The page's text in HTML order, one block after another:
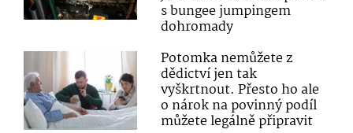
s bungee jumpingem
dohromady
Potomka nemůžete z
dědictví jen tak
vyškrtnout. Přesto ho ale
o nárok na povinný podíl
můžete legálně připravit